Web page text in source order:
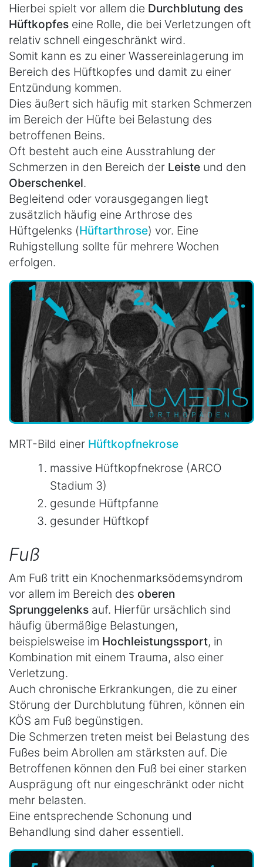
Hierbei spielt vor allem die Durchblutung des
Hüftkopfes eine Rolle, die bei Verletzungen oft
relativ schnell eingeschränkt wird.
Somit kann es zu einer Wassereinlagerung im
Bereich des Hüftkopfes und damit zu einer
Entzündung kommen.
Dies äußert sich häufig mit starken Schmerzen
im Bereich der Hüfte bei Belastung des
betroffenen Beins.
Oft besteht auch eine Ausstrahlung der
Schmerzen in den Bereich der Leiste und den
Oberschenkel.
Begleitend oder vorausgegangen liegt
zusätzlich häufig eine Arthrose des
Hüftgelenks (Hüftarthrose) vor. Eine
Ruhigstellung sollte für mehrere Wochen
erfolgen.
MRT-Bild einer Hüftkopfnekrose
massive Hüftkopfnekrose (ARCO
Stadium 3)
gesunde Hüftpfanne
gesunder Hüftkopf
Fuß
Am Fuß tritt ein Knochenmarksödemsyndrom
vor allem im Bereich des oberen
Sprunggelenks auf. Hierfür ursächlich sind
häufig übermäßige Belastungen,
beispielsweise im Hochleistungssport, in
Kombination mit einem Trauma, also einer
Verletzung.
Auch chronische Erkrankungen, die zu einer
Störung der Durchblutung führen, können ein
KÖS am Fuß begünstigen.
Die Schmerzen treten meist bei Belastung des
Fußes beim Abrollen am stärksten auf. Die
Betroffenen können den Fuß bei einer starken
Ausprägung oft nur eingeschränkt oder nicht
mehr belasten.
Eine entsprechende Schonung und
Behandlung sind daher essentiell.